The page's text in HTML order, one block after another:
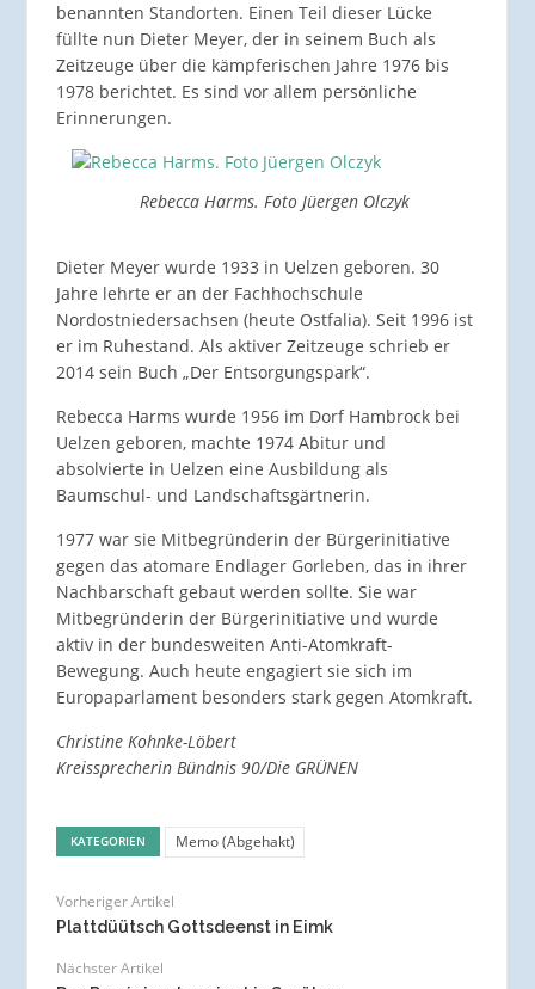
benannten Standorten. Einen Teil dieser Lücke
füllte nun Dieter Meyer, der in seinem Buch als
Zeitzeuge über die kämpferischen Jahre 1976 bis
1978 berichtet. Es sind vor allem persönliche
Erinnerungen.
Rebecca Harms. Foto Jüergen Olczyk
Dieter Meyer wurde 1933 in Uelzen geboren. 30
Jahre lehrte er an der Fachhochschule
Nordostniedersachsen (heute Ostfalia). Seit 1996 ist
er im Ruhestand. Als aktiver Zeitzeuge schrieb er
2014 sein Buch „Der Entsorgungspark“.
Rebecca Harms wurde 1956 im Dorf Hambrock bei
Uelzen geboren, machte 1974 Abitur und
absolvierte in Uelzen eine Ausbildung als
Baumschul- und Landschaftsgärtnerin.
1977 war sie Mitbegründerin der Bürgerinitiative
gegen das atomare Endlager Gorleben, das in ihrer
Nachbarschaft gebaut werden sollte. Sie war
Mitbegründerin der Bürgerinitiative und wurde
aktiv in der bundesweiten Anti-Atomkraft-
Bewegung. Auch heute engagiert sie sich im
Europaparlament besonders stark gegen Atomkraft.
Christine Kohnke-Löbert
Kreissprecherin Bündnis 90/Die GRÜNEN
KATEGORIEN Memo (Abgehakt)
Vorheriger Artikel
Plattdüütsch Gottsdeenst in Eimk
Nächster Artikel